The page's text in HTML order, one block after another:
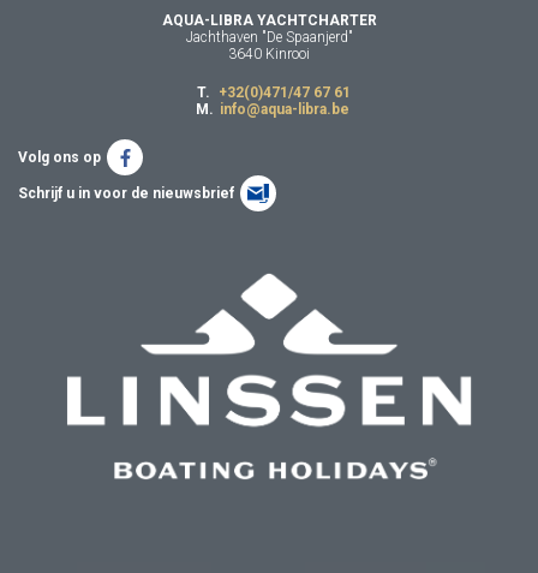
AQUA-LIBRA YACHTCHARTER
Jachthaven "De Spaanjerd"
3640 Kinrooi
T.
+32(0)471/47 67 61
M. info@aqua-libra.be
Volg ons op
Schrijf u in voor de nieuwsbrief